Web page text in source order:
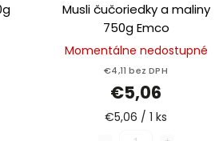
Musli čučoriedky a maliny
750g Emco
Momentálne nedostupné
€4,11 bez DPH
€5,06
€5,06 / 1 ks